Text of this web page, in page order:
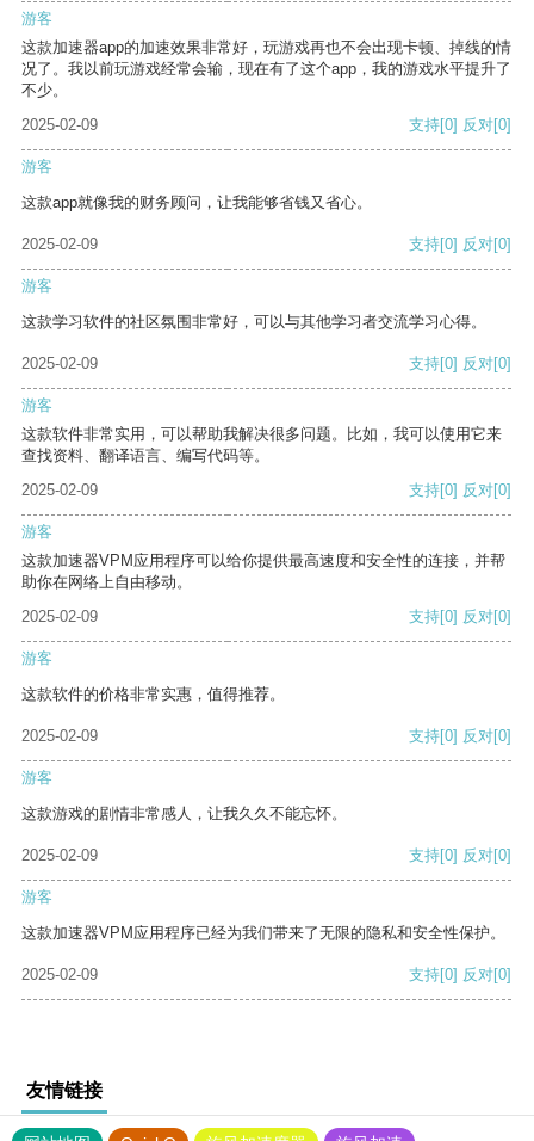
游客
这款加速器app的加速效果非常好，玩游戏再也不会出现卡顿、掉线的情
况了。我以前玩游戏经常会输，现在有了这个app，我的游戏水平提升了
不少。
2025-02-09
支持[0] 反对[0]
游客
这款app就像我的财务顾问，让我能够省钱又省心。
2025-02-09 支持[0] 反对[0]
游客
这款学习软件的社区氛围非常好，可以与其他学习者交流学习心得。
2025-02-09 支持[0] 反对[0]
游客
这款软件非常实用，可以帮助我解决很多问题。比如，我可以使用它来
查找资料、翻译语言、编写代码等。
2025-02-09
支持[0] 反对[0]
游客
这款加速器VPM应用程序可以给你提供最高速度和安全性的连接，并帮
助你在网络上自由移动。
2025-02-09
支持[0] 反对[0]
游客
这款软件的价格非常实惠，值得推荐。
2025-02-09 支持[0] 反对[0]
游客
这款游戏的剧情非常感人，让我久久不能忘怀。
2025-02-09 支持[0] 反对[0]
游客
这款加速器VPM应用程序已经为我们带来了无限的隐私和安全性保护。
2025-02-09 支持[0] 反对[0]
友情链接